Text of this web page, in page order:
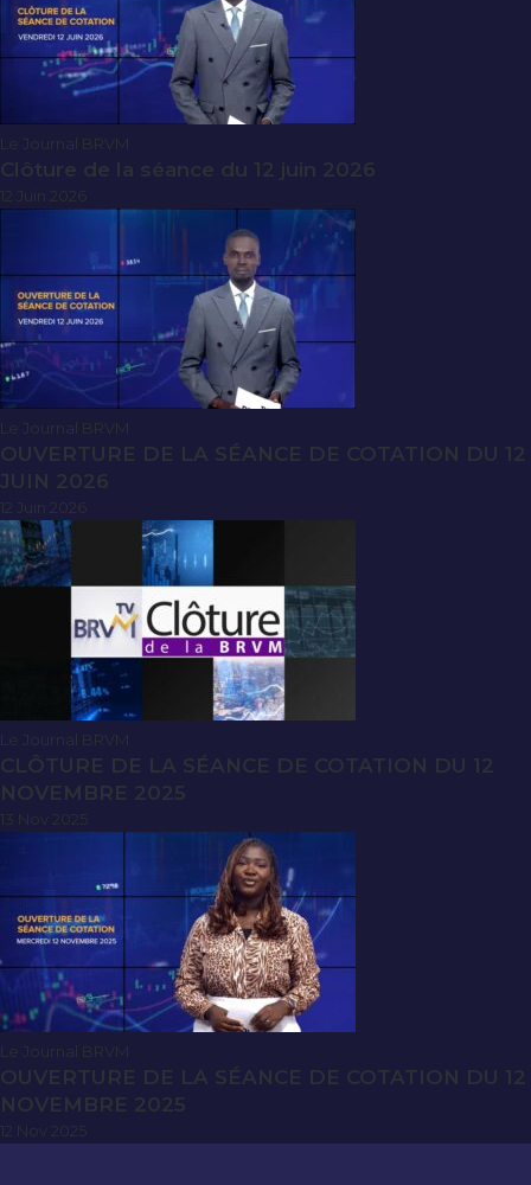
Le Journal BRVM
Clôture de la séance du 12 juin 2026
Le Journal BRVM
OUVERTURE DE LA SÉANCE DE COTATION DU 12
JUIN 2026
Le Journal BRVM
CLÔTURE DE LA SÉANCE DE COTATION DU 12
NOVEMBRE 2025
Le Journal BRVM
OUVERTURE DE LA SÉANCE DE COTATION DU 12
NOVEMBRE 2025